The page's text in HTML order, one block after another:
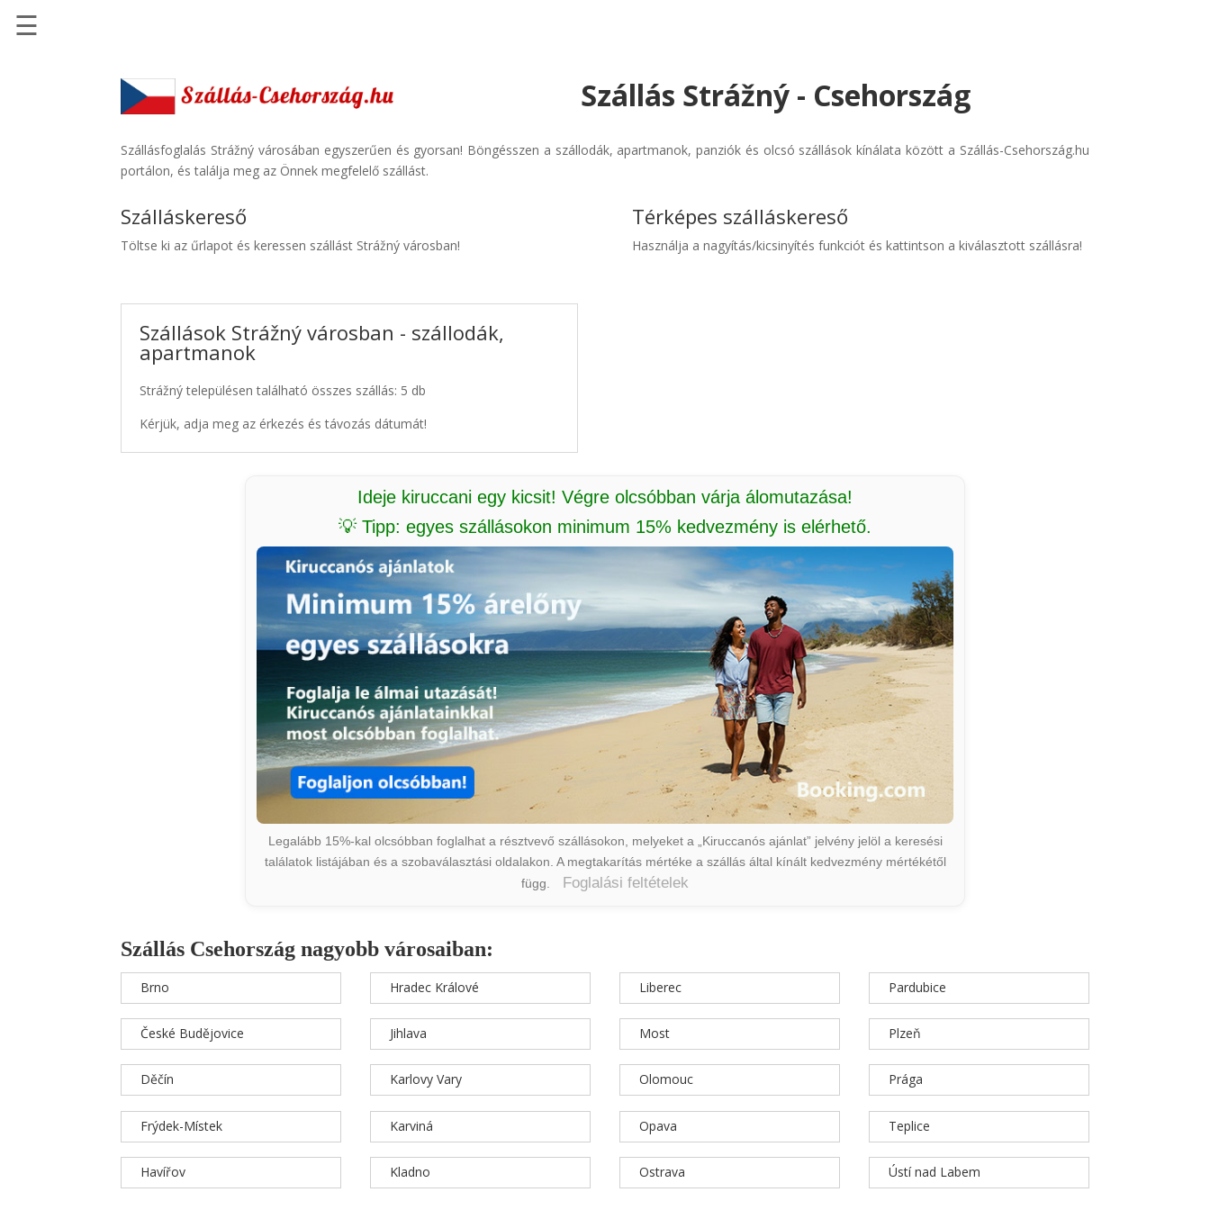
Szállásinfo.eu
Repülőjegy
pénzvisszatérítéssel
Autóbérlés
☰
Szállás Strážný - Csehország
Szállásfoglalás Strážný városában egyszerűen és gyorsan! Böngésszen a szállodák, apartmanok, panziók és olcsó szállások kínálata között a Szállás-Csehország.hu
portálon, és találja meg az Önnek megfelelő szállást.
Szálláskereső
Töltse ki az űrlapot és keressen szállást Strážný városban!
Szállások Strážný városban - szállodák,
apartmanok
Strážný településen található összes szállás: 5 db
Kérjük, adja meg az érkezés és távozás dátumát!
Térképes szálláskereső
Használja a nagyítás/kicsinyítés funkciót és kattintson a kiválasztott szállásra!
Ideje kiruccani egy kicsit! Végre olcsóbban várja álomutazása!
💡 Tipp: egyes szállásokon minimum 15% kedvezmény is elérhető.
Legalább 15%-kal olcsóbban foglalhat a résztvevő szállásokon, melyeket a „Kiruccanós ajánlat” jelvény jelöl a keresési
találatok listájában és a szobaválasztási oldalakon. A megtakarítás mértéke a szállás által kínált kedvezmény mértékétől
függ.
Foglalási feltételek
Szállás Csehország nagyobb városaiban:
Brno
České Budějovice
Děčín
Frýdek-Místek
Havířov
Hradec Králové
Jihlava
Karlovy Vary
Karviná
Kladno
Liberec
Most
Olomouc
Opava
Ostrava
Pardubice
Plzeň
Prága
Teplice
Ústí nad Labem